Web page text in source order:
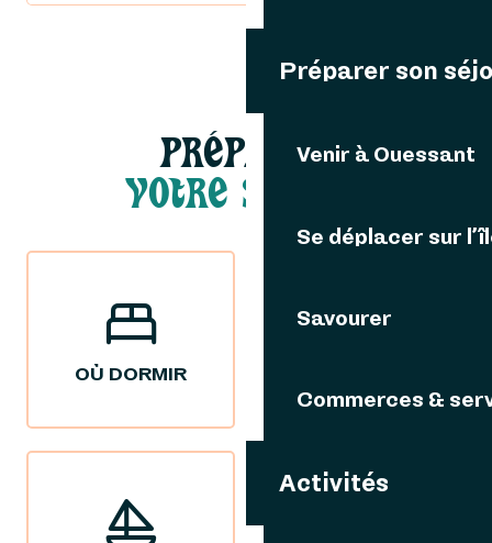
Préparer son
Venir à Ouessant
Se déplacer sur
Savourer
Commerces &
Activités
PRÉPARER
VOTRE SÉJOUR
OÙ DORMIR